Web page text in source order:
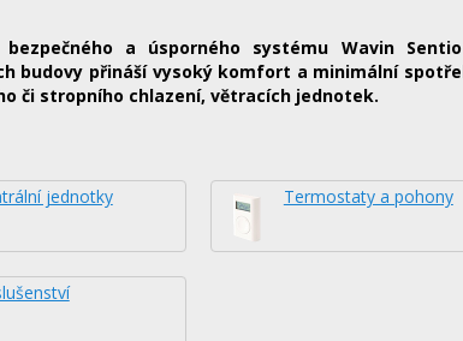
bezpečného a úsporného systému Wavin
budovy přináší vysoký komfort a minimální
či stropního chlazení, větracích jednotek.
jednotky Termostaty a pohony